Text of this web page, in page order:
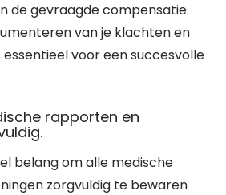
de gevraagde compensatie.
van je klachten en
voor een succesvolle
rapporten en
belang om alle medische
zorgvuldig te bewaren